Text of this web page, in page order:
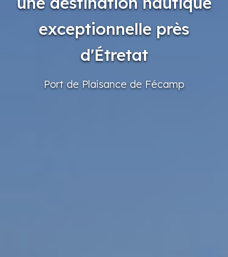
exceptionnelle près
d'Étretat
Port de Plaisance de Fécamp